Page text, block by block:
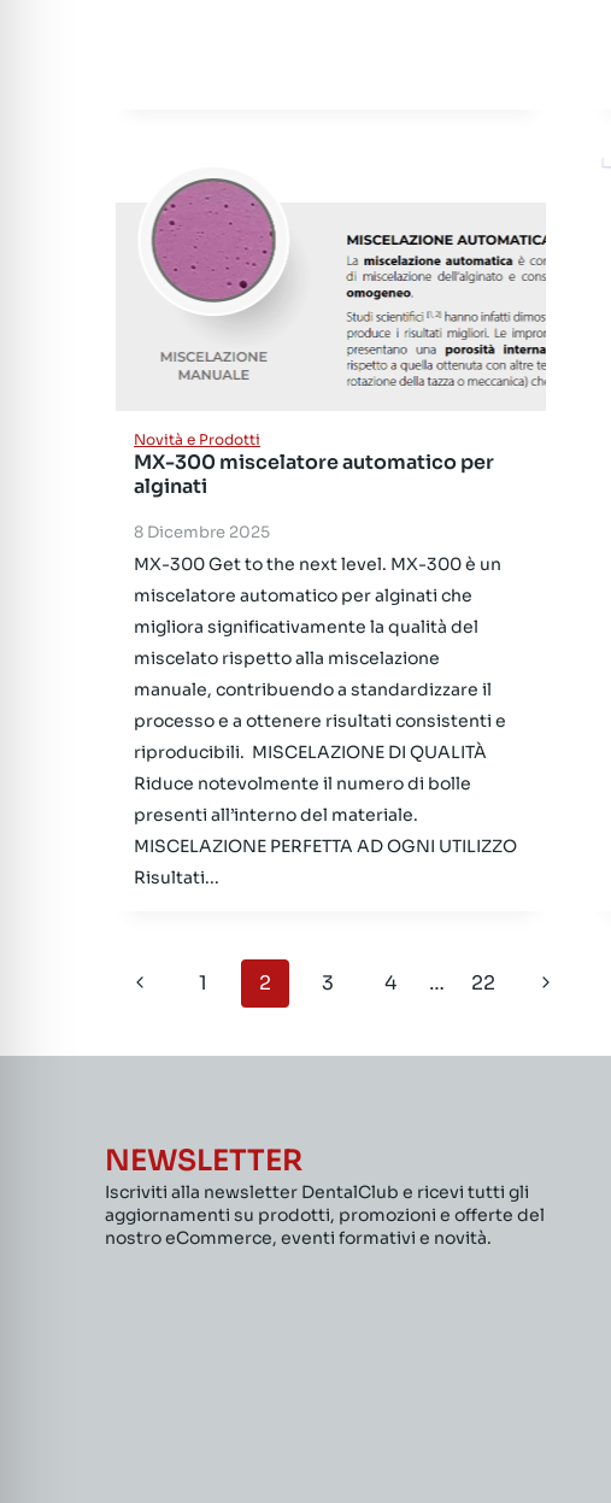
Novità e Prodotti
MX-300 miscelatore automatico per
alginati
8 Dicembre 2025
MX-300 Get to the next level. MX-300 è un
miscelatore automatico per alginati che
migliora significativamente la qualità del
miscelato rispetto alla miscelazione
manuale, contribuendo a standardizzare il
processo e a ottenere risultati consistenti e
riproducibili. MISCELAZIONE DI QUALITÀ
Riduce notevolmente il numero di bolle
presenti all’interno del materiale.
MISCELAZIONE PERFETTA AD OGNI UTILIZZO
Risultati...
Navigazione
Pagina
1 2 3 4 … 22
Pagina
NEWSLETTER
Iscriviti alla newsletter DentalClub e ricevi tutti gli
aggiornamenti su prodotti, promozioni e offerte del
nostro eCommerce, eventi formativi e novità.